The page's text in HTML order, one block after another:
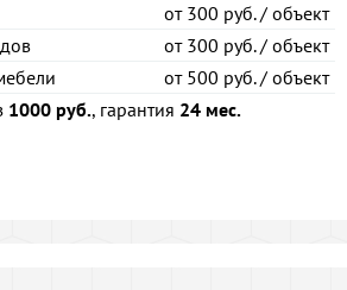
от300 руб. / объект
от300 руб. / объект
от500 руб. / объект
1000 руб., гарантия 24 мес.